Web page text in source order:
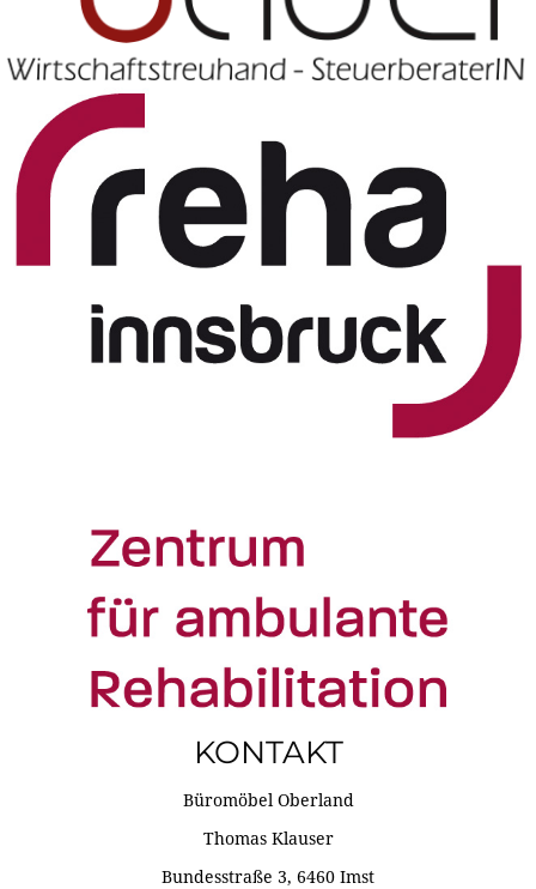
KONTAKT
Büromöbel Oberland
Thomas Klauser
Bundesstraße 3, 6460 Imst